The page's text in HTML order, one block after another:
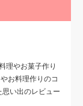
理やお菓子作り
お料理作りのコ
い出のレビュー